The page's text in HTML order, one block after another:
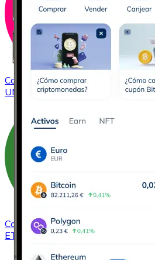
ComprarUniswapcon
UNI
ComprarEthereum Classic
con
ETC